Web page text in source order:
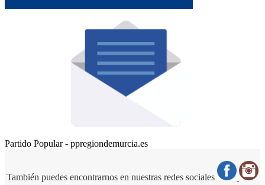
Partido Popular - ppregiondemurcia.es
También puedes encontrarnos en nuestras redes sociales